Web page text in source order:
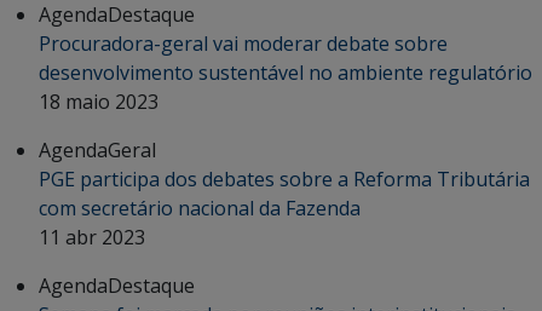
AgendaDestaque
Procuradora-geral vai moderar debate sobre
desenvolvimento sustentável no ambiente regulatório
18 maio 2023
AgendaGeral
PGE participa dos debates sobre a Reforma Tributária
com secretário nacional da Fazenda
11 abr 2023
AgendaDestaque